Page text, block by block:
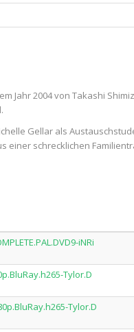
Jahr 2004 von Takashi
Gellar als
einer schrecklichen
iNRi
Tylor.D
Tylor.D